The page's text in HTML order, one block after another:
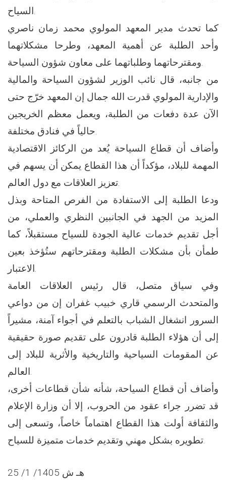
السياح.
كما تحدث مدير المعهد المولوي محمد زمان ناصري
وأحد الطلبة عن أهمية المعهد، وطرحا مشكلاتهما
ومقترحاتهما وطلباتهما على معاون شؤون السياحة.
من جانبه، قال نائب الوزير لشؤون السياحة والمالية
والإدارية المولوي قدرت الله جمال إن المعهد خرّج حتى
الآن عدة دفعات من الطلبة، ويعمل معظم الخريجين
حالياً في فنادق مختلفة.
وأضاف أن قطاع السياحة يُعد من الركائز الاقتصادية
المهمة للبلاد، مؤكداً أن هذا القطاع يمكن أن يسهم في
تعزيز العلاقات مع دول العالم.
ودعا الطلبة إلى الاستفادة من الفرص المتاحة وبذل
المزيد من الجهد في الجانبين النظري والعملي، من
أجل تقديم خدمات عالية الجودة للسياح مستقبلاً، كما
طمأن بأن مشكلات الطلبة ومقترحاتهم ستُؤخذ بعين
الاعتبار.
وفي سياق متصل، قال رئيس العلاقات العامة
والمتحدث الرسمي قاري خبيب غفران إن من دواعي
السرور انشغال الشباب بالتعلم في أجواء آمنة، مشيراً
إلى أن هؤلاء الطلبة قادرون على تقديم صورة حقيقية
عن المقومات السياحية والتاريخية والأثرية للبلاد إلى
العالم.
وأضاف أن قطاع السياحة، شأنه شأن قطاعات أخرى،
قد تضرر جراء عقود من الحروب، إلا أن وزارة الإعلام
والثقافة أولت هذا القطاع اهتماماً خاصاً، وتسعى إلى
تطويره بشكل مهني وتقديم خدمات متميزة للسياح.
25 /1 /1405 هـ ش